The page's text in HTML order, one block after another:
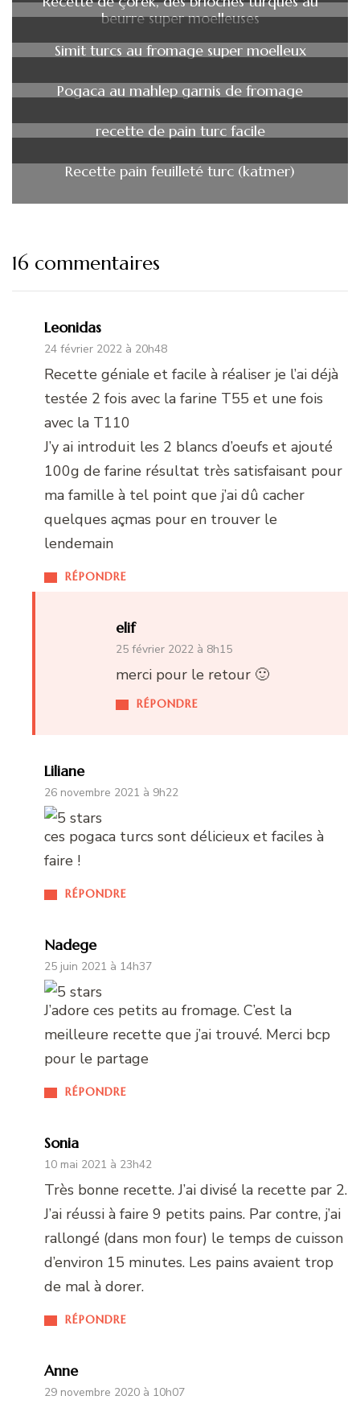
beurre super moelleuses
Simit turcs au fromage super moelleux
Pogaca au mahlep garnis de fromage
recette de pain turc facile
Recette pain feuilleté turc (katmer)
16 commentaires
Leonidas
24 février 2022 à 20h48
RÉPONDRE
Recette géniale et facile à réaliser je l’ai déjà
testée 2 fois avec la farine T55 et une fois
avec la T110
J’y ai introduit les 2 blancs d’oeufs et ajouté
100g de farine résultat très satisfaisant pour
ma famille à tel point que j’ai dû cacher
quelques açmas pour en trouver le
lendemain
elif
25 février 2022 à 8h15
RÉPONDRE
merci pour le retour 🙂
Liliane
26 novembre 2021 à 9h22
RÉPONDRE
ces pogaca turcs sont délicieux et faciles à
faire !
Nadege
25 juin 2021 à 14h37
RÉPONDRE
J’adore ces petits au fromage. C’est la
meilleure recette que j’ai trouvé. Merci bcp
pour le partage
Sonia
10 mai 2021 à 23h42
RÉPONDRE
Très bonne recette. J’ai divisé la recette par 2.
J’ai réussi à faire 9 petits pains. Par contre, j’ai
rallongé (dans mon four) le temps de cuisson
d’environ 15 minutes. Les pains avaient trop
de mal à dorer.
Anne
29 novembre 2020 à 10h07